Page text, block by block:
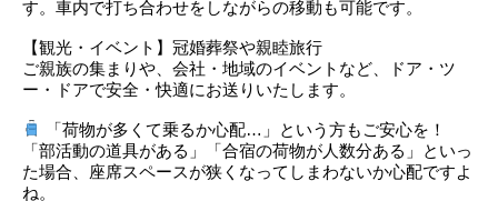
す。車内で打ち合わせをしながらの移動も可能です。
【観光・イベント】冠婚葬祭や親睦旅行
ご親族の集まりや、会社・地域のイベントなど、ドア・ツ
ー・ドアで安全・快適にお送りいたします。
「荷物が多くて乗るか心配…」という方もご安心を！
「部活動の道具がある」「合宿の荷物が人数分ある」といっ
た場合、座席スペースが狭くなってしまわないか心配ですよ
ね。